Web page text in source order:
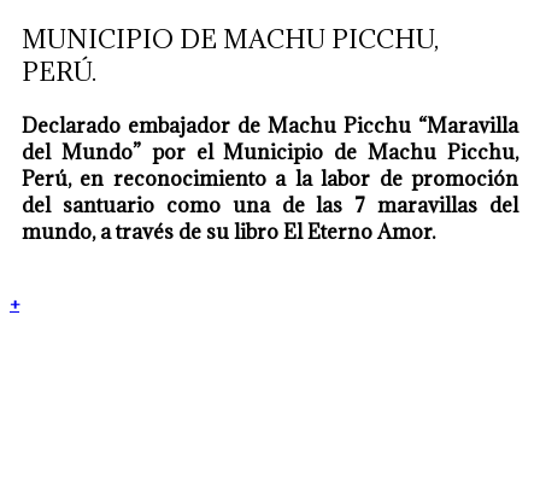
MUNICIPIO DE MACHU PICCHU,
PERÚ.
Declarado embajador de Machu Picchu “Maravilla
del Mundo” por el Municipio de Machu Picchu,
Perú, en reconocimiento a la labor de promoción
del santuario como una de las 7 maravillas del
mundo, a través de su libro El Eterno Amor.
+